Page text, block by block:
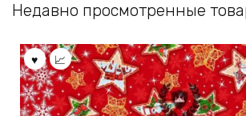
Недавно просмотренные